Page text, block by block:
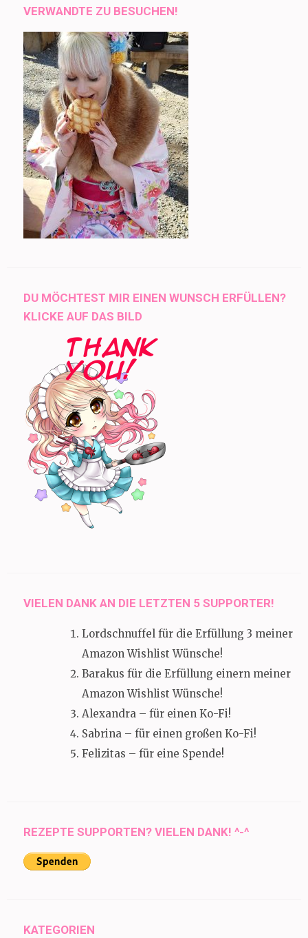
VERWANDTE ZU BESUCHEN!
DU MÖCHTEST MIR EINEN WUNSCH ERFÜLLEN?
KLICKE AUF DAS BILD
VIELEN DANK AN DIE LETZTEN 5 SUPPORTER!
Lordschnuffel für die Erfüllung 3 meiner
Amazon Wishlist Wünsche!
Barakus für die Erfüllung einern meiner
Amazon Wishlist Wünsche!
Alexandra – für einen Ko-Fi!
Sabrina – für einen großen Ko-Fi!
Felizitas – für eine Spende!
REZEPTE SUPPORTEN? VIELEN DANK! ^-^
KATEGORIEN